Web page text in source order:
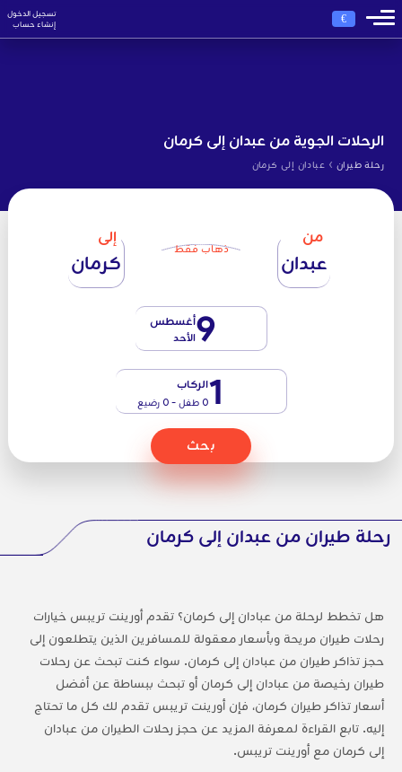
€
تسجيل الدخول
إنشاء حساب
الرحلات الجوية من عبدان إلى كرمان
رحلة طيران › عبادان إلى كرمان
من
عبدان ذهاب فقط
إلى
كرمان
9أغسطس
الأحد
1الركاب
0 طفل - 0 رضيع
بحث
رحلة طيران من عبدان إلى كرمان
هل تخطط لرحلة من عبادان إلى كرمان؟ تقدم أورينت تريبس خيارات
رحلات طيران مريحة وبأسعار معقولة للمسافرين الذين يتطلعون إلى
حجز تذاكر طيران من عبادان إلى كرمان. سواء كنت تبحث عن رحلات
طيران رخيصة من عبادان إلى كرمان أو تبحث ببساطة عن أفضل
أسعار تذاكر طيران كرمان، فإن أورينت تريبس تقدم لك كل ما تحتاج
إليه. تابع القراءة لمعرفة المزيد عن حجز رحلات الطيران من عبادان
إلى كرمان مع أورينت تريبس.